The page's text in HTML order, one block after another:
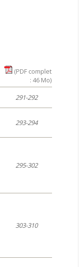
(PDF complet
: 46 Mo)
291-292
293-294
295-302
303-310